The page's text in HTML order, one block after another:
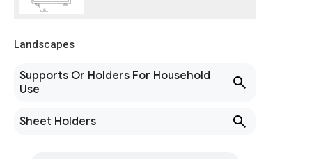
Landscapes
Supports Or Holders For Household
Use
Sheet Holders